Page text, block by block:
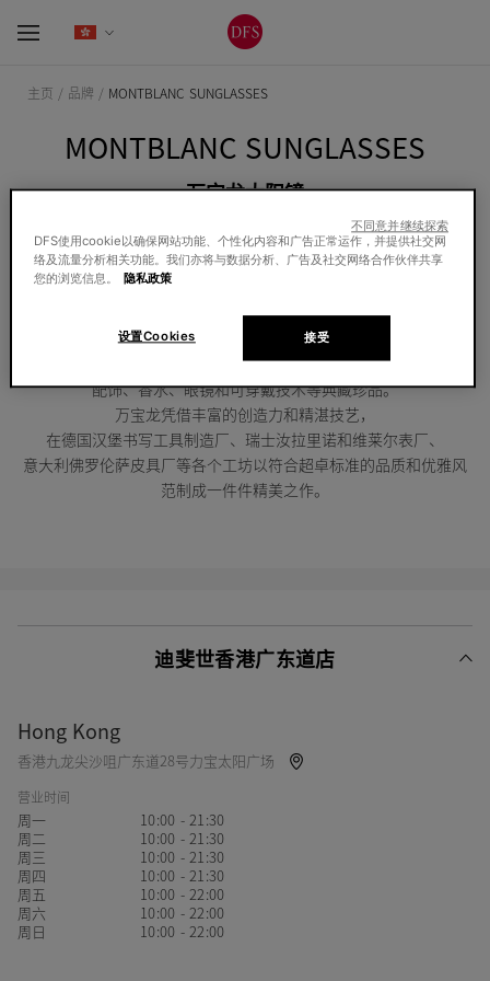
主页 / 品牌 / MONTBLANC SUNGLASSES
MONTBLANC SUNGLASSES
万宝龙太阳镜
万宝龙为富有创新精神和创意灵感的人士设计和制作功能实用且精
致优雅的杰作。他们勇于挑战现状，并通过不同视角探索生活。自
年创立以来，万宝龙受到欧洲最高峰 勃朗峰的启发，
一直秉承锐意进取、卓尔不凡和精美实用的品牌精神
为奢侈品世界带来鼎故革新之作。
品牌率先发明了革命性的书写工具，随后推出了众多腕表、皮具、
配饰、香水、眼镜和可穿戴技术等典藏珍品。
万宝龙凭借丰富的创造力和精湛技艺，
在德国汉堡书写工具制造厂、瑞士汝拉里诺和维莱尔表厂、
意大利佛罗伦萨皮具厂等各个工坊以符合超卓标准的品质和优雅风
范制成一件件精美之作。
迪斐世香港广东道店
Hong Kong
香港九龙尖沙咀广东道28号力宝太阳广场
营业时间
周一
10:00 - 21:30
周二
10:00 - 21:30
周三
10:00 - 21:30
周四
10:00 - 21:30
周五
10:00 - 22:00
周六
10:00 - 22:00
周日
10:00 - 22:00
DFS使用cookie以确保网站功能、个性化内容和广告正常运作，并提供社交网
络及流量分析相关功能。我们亦将与数据分析、广告及社交网络合作伙伴共享
您的浏览信息。
隐私政策
接受
设置Cookies
不同意并继续探索